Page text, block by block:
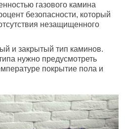
газового камина
безопасности, который
незащищенного
и закрытый тип каминов.
нужно предусмотреть
покрытие пола и